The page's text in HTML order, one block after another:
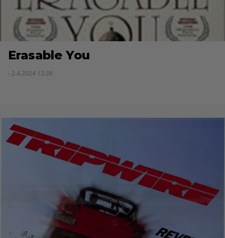
Erasable You
- 2.4.2024 12:38